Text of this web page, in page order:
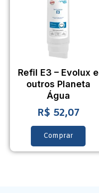
Refil E3 – Evolux e
outros Planeta
Água
R$ 52,07
Comprar